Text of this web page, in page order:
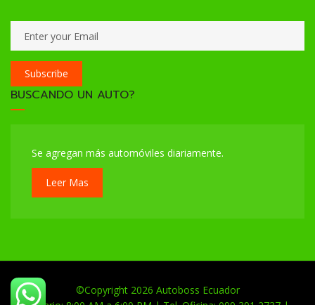
Subscribe
BUSCANDO UN AUTO?
Se agregan más automóviles diariamente.
Leer Mas
©Copyright 2026 Autoboss Ecuador